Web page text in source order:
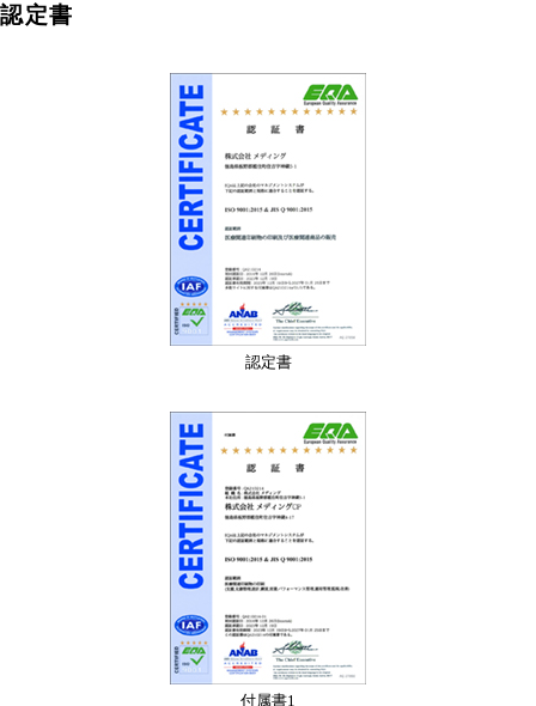
認定書
認定書
付属書1